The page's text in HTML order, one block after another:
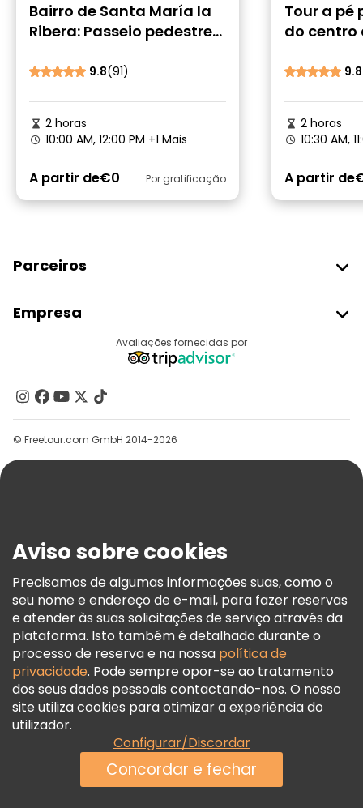
Bairro de Santa María la
Ribera: Passeio pedestre
9.8(91)
2 horas
10:00 AM, 12:00 PM +1 Mais
A partir de€0 Por gratificação
Tour a pé
do centro
9.8
2 horas
10:30 AM,
A partir de
Parceiros
Registo Do Fornecedor
Programa De Afiliados
Empresa
Contacte-Nos
Grupos
Ajuda
Termos E Informações Legais
Política De Cookies
Freetour Prémios
Programa De Fidelidade
Avaliações fornecidas por
© Freetour.com GmbH 2014-2026
Aviso sobre cookies
Precisamos de algumas informações suas, como o
seu nome e endereço de e-mail, para fazer reservas
e atender às suas solicitações de serviço através da
plataforma. Isto também é detalhado durante o
processo de reserva e na nossa política de
privacidade. Pode sempre opor-se ao tratamento
dos seus dados pessoais contactando-nos. O nosso
site utiliza cookies para otimizar a experiência do
utilizador.
Configurar/Discordar
Concordar e fechar